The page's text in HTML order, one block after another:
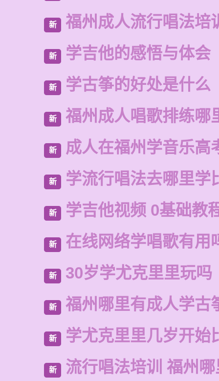
新 福州成人流行唱法培
新 学吉他的感悟与体会
新 学古筝的好处是什么
新 福州成人唱歌排练哪
新 成人在福州学音乐高
新 学流行唱法去哪里学
新 学吉他视频 0基础教
新 在线网络学唱歌有用
新 30岁学尤克里里玩吗
新 福州哪里有成人学古
新 学尤克里里几岁开始
新 流行唱法培训 福州